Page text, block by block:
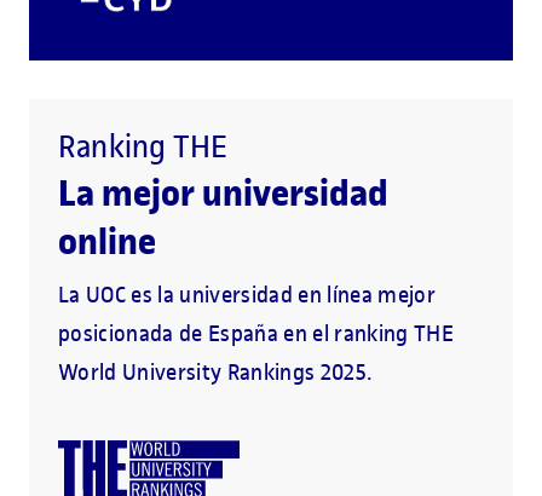
Ranking THE
La mejor universidad
online
La UOC es la universidad en línea mejor
posicionada de España en el ranking THE
World University Rankings 2025.